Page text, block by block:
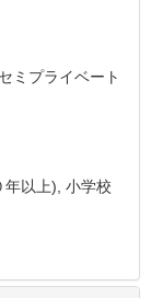
ミプライベート
以上), 小学校